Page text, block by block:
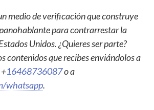
medio de verificación que construye
para contrarrestar la
Unidos. ¿Quieres ser parte?
contenidos que recibes enviándolos a
16468736087o a
whatsapp.